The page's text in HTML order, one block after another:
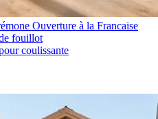
Ouverture à la Francaise
fouillot
coulissante